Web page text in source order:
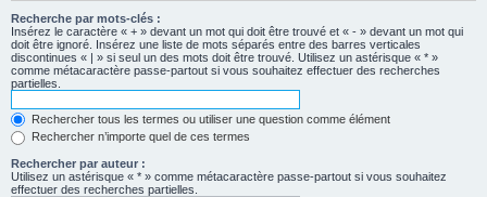
Recherche par mots-clés :
Insérez le caractère « + » devant un mot qui doit être trouvé et « - » devant un mot qui
doit être ignoré. Insérez une liste de mots séparés entre des barres verticales
discontinues « | » si seul un des mots doit être trouvé. Utilisez un astérisque « * »
comme métacaractère passe-partout si vous souhaitez effectuer des recherches
partielles.
Rechercher tous les termes ou utiliser une question comme élément
Rechercher n’importe quel de ces termes
Rechercher par auteur :
Utilisez un astérisque « * » comme métacaractère passe-partout si vous souhaitez
effectuer des recherches partielles.